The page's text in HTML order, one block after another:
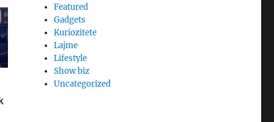
Featured
Gadgets
Kuriozitete
Lajme
Lifestyle
Show biz
Uncategorized